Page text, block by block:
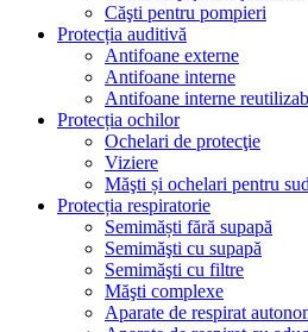
Căşti pentru pompieri
Protecția auditivă
Antifoane externe
Antifoane interne
Antifoane interne
Protecția ochilor
Ochelari de protecţie
Viziere
Măşti și ochelari pentru
Protecția respiratorie
Semimăști fără supapă
Semimăşti cu supapă
Semimăşti cu filtre
Măşti complexe
Aparate de respirat